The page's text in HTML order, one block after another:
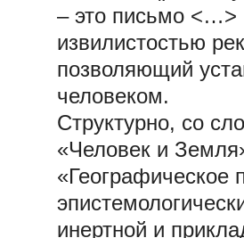
– это письмо <…>
извилистостью
позволяющий
человеком.
Структурно, со
«Человек и
«Географическое
инертной и